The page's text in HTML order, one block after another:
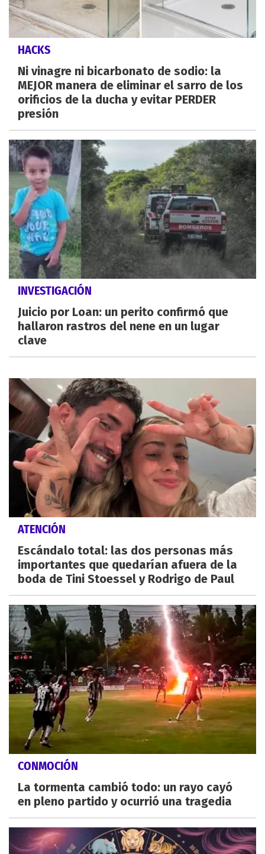
HACKS
Ni vinagre ni bicarbonato de sodio: la
MEJOR manera de eliminar el sarro de los
orificios de la ducha y evitar PERDER
presión
INVESTIGACIÓN
Juicio por Loan: un perito confirmó que
hallaron rastros del nene en un lugar
clave
ATENCIÓN
Escándalo total: las dos personas más
importantes que quedarían afuera de la
boda de Tini Stoessel y Rodrigo de Paul
CONMOCIÓN
La tormenta cambió todo: un rayo cayó
en pleno partido y ocurrió una tragedia